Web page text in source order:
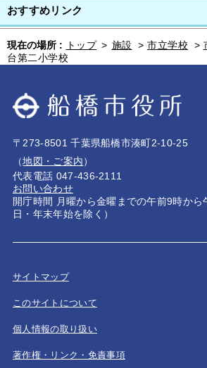
おすすめリンク
現在の場所 : トップ > 施設 > 市立学校 >
台第二小学校
〒273-8501 千葉県船橋市湊町2-10-25
（地図・ご案内）
代表電話 047-436-2111
お問い合わせ
開庁時間 月曜から金曜までの午前9時か
日・年末年始を除く）
サイトマップ
このサイトについて
個人情報の取り扱い
著作権・リンク・免責事項